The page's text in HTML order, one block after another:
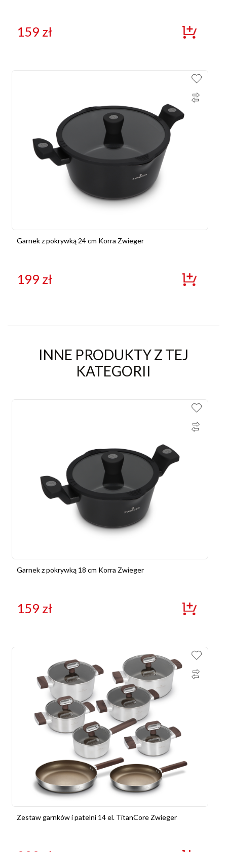
159 zł
Garnek z pokrywką 24 cm Korra Zwieger
199 zł
INNE PRODUKTY Z TEJ
KATEGORII
Garnek z pokrywką 18 cm Korra Zwieger
159 zł
Zestaw garnków i patelni 14 el. TitanCore Zwieger